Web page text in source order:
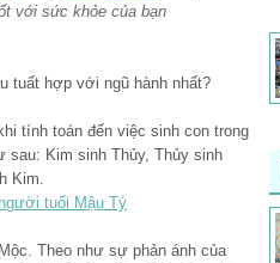
với sức khỏe của bạn
tuất hợp với ngũ hành nhất?
tính toán đến việc sinh con trong
sau: Kim sinh Thủy, Thủy sinh
Kim.
tuổi Mậu Tý
Theo như sự phản ánh của